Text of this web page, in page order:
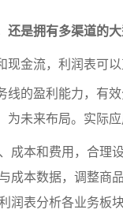
还是拥有多渠道的
现金流，利润表可
线的盈利能力，有
未来布局。实际应
成本和费用，合理
成本数据，调整商
润表分析各业务板